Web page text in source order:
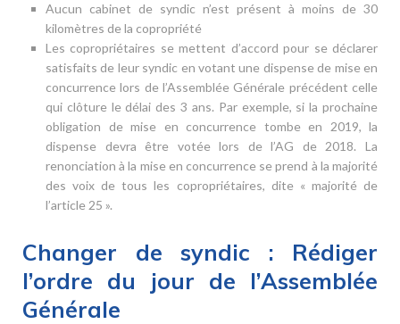
Aucun cabinet de syndic n’est présent à moins de 30
kilomètres de la copropriété
Les copropriétaires se mettent d’accord pour se déclarer
satisfaits de leur syndic en votant une dispense de mise en
concurrence lors de l’Assemblée Générale précédent celle
qui clôture le délai des 3 ans. Par exemple, si la prochaine
obligation de mise en concurrence tombe en 2019, la
dispense devra être votée lors de l’AG de 2018. La
renonciation à la mise en concurrence se prend à la majorité
des voix de tous les copropriétaires, dite « majorité de
l’article 25 ».
Changer de syndic : Rédiger
l’ordre du jour de l’Assemblée
Générale